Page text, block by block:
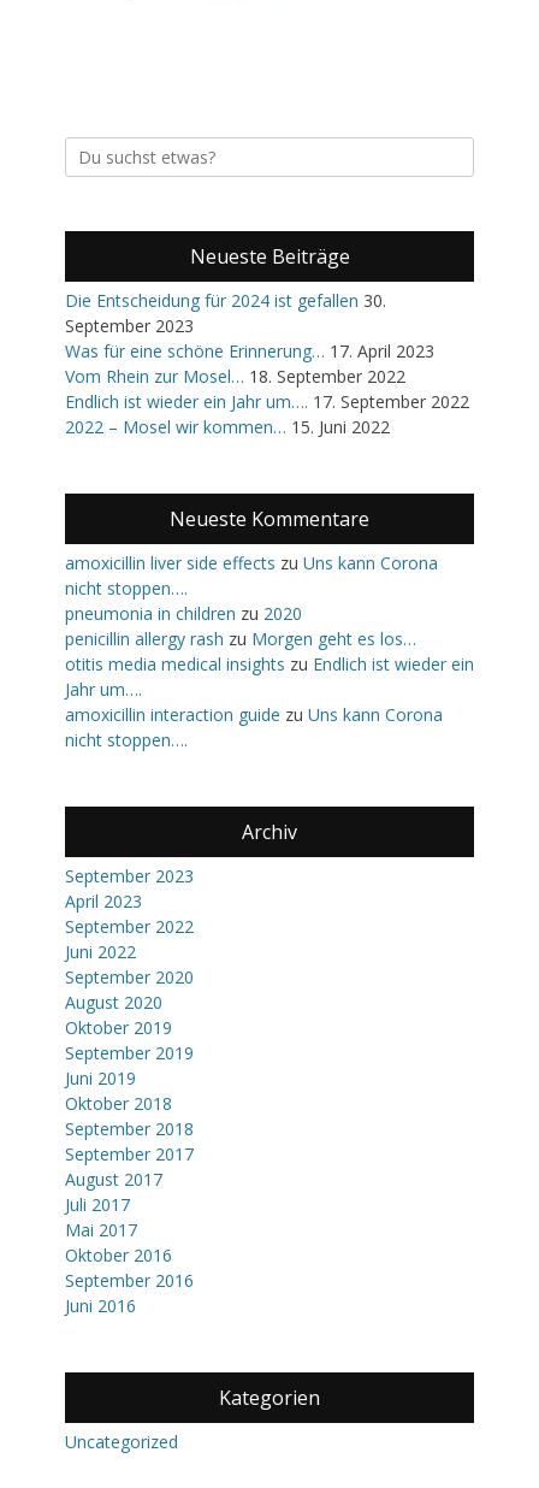
Suche
nach:
Neueste Beiträge
Die Entscheidung für 2024 ist gefallen 30.
September 2023
Was für eine schöne Erinnerung… 17. April 2023
Vom Rhein zur Mosel… 18. September 2022
Endlich ist wieder ein Jahr um…. 17. September 2022
2022 – Mosel wir kommen… 15. Juni 2022
Neueste Kommentare
amoxicillin liver side effects zu Uns kann Corona
nicht stoppen….
pneumonia in children zu 2020
penicillin allergy rash zu Morgen geht es los…
otitis media medical insights zu Endlich ist wieder ein
Jahr um….
amoxicillin interaction guide zu Uns kann Corona
nicht stoppen….
Archiv
September 2023
April 2023
September 2022
Juni 2022
September 2020
August 2020
Oktober 2019
September 2019
Juni 2019
Oktober 2018
September 2018
September 2017
August 2017
Juli 2017
Mai 2017
Oktober 2016
September 2016
Juni 2016
Kategorien
Uncategorized